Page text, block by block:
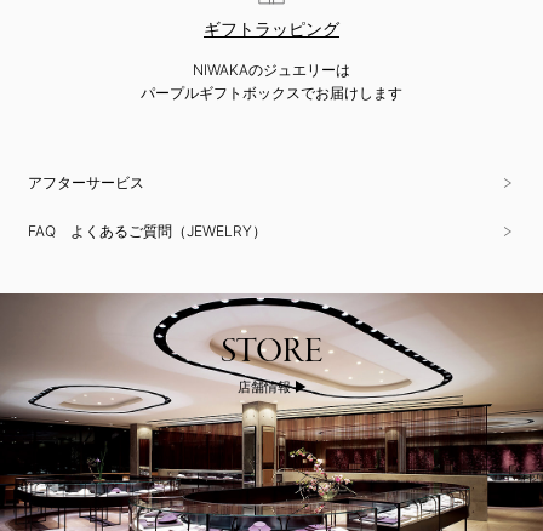
ギフトラッピング
NIWAKAのジュエリーは
パープルギフトボックスでお届けします
アフターサービス
FAQ よくあるご質問（JEWELRY）
STORE
店舗情報 ▶